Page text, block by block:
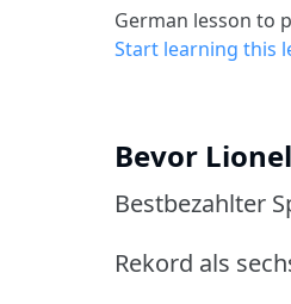
German lesson to
Start learning this
Bevor
Bestbezahlter
Rekord als